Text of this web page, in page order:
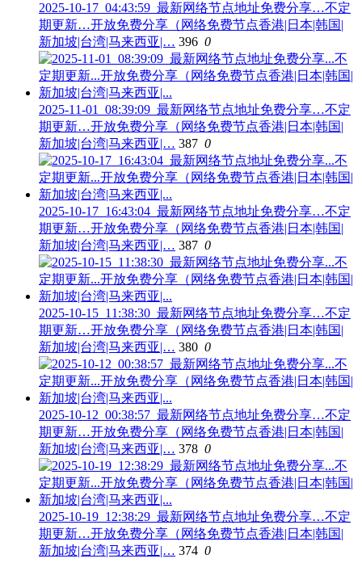
2025-10-17_04:43:59_最新网络节点地址免费分享…不定
期更新…开放免费分享（网络免费节点香港|日本|韩国|
新加坡|台湾|马来西亚|… 396 0
2025-11-01_08:39:09_最新网络节点地址免费分享…不定
期更新…开放免费分享（网络免费节点香港|日本|韩国|
新加坡|台湾|马来西亚|… 387 0
2025-10-17_16:43:04_最新网络节点地址免费分享…不定
期更新…开放免费分享（网络免费节点香港|日本|韩国|
新加坡|台湾|马来西亚|… 387 0
2025-10-15_11:38:30_最新网络节点地址免费分享…不定
期更新…开放免费分享（网络免费节点香港|日本|韩国|
新加坡|台湾|马来西亚|… 380 0
2025-10-12_00:38:57_最新网络节点地址免费分享…不定
期更新…开放免费分享（网络免费节点香港|日本|韩国|
新加坡|台湾|马来西亚|… 378 0
2025-10-19_12:38:29_最新网络节点地址免费分享…不定
期更新…开放免费分享（网络免费节点香港|日本|韩国|
新加坡|台湾|马来西亚|… 374 0